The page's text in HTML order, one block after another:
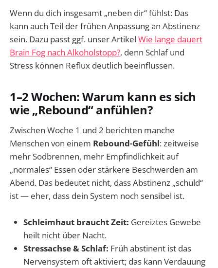
Wenn du dich insgesamt „neben dir“ fühlst: Das
kann auch Teil der frühen Anpassung an Abstinenz
sein. Dazu passt ggf. unser Artikel Wie lange dauert
Brain Fog nach Alkoholstopp?, denn Schlaf und
Stress können Reflux deutlich beeinflussen.
1–2 Wochen: Warum kann es sich
wie „Rebound“ anfühlen?
Zwischen Woche 1 und 2 berichten manche
Menschen von einem Rebound-Gefühl: zeitweise
mehr Sodbrennen, mehr Empfindlichkeit auf
„normales“ Essen oder stärkere Beschwerden am
Abend. Das bedeutet nicht, dass Abstinenz „schuld“
ist — eher, dass dein System noch sensibel ist.
Schleimhaut braucht Zeit: Gereiztes Gewebe
heilt nicht über Nacht.
Stressachse & Schlaf: Früh abstinent ist das
Nervensystem oft aktiviert; das kann Verdauung